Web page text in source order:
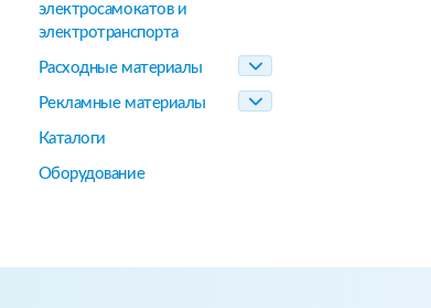
электросамокатов и
электротранспорта
Расходные материалы
Рекламные материалы
Каталоги
Оборудование